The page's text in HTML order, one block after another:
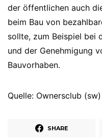
der öffentlichen auch
beim Bau von
sollte, zum Beispiel bei
und der Genehmigung
Bauvorhaben.
Quelle: Ownersclub (sw)
SHARE